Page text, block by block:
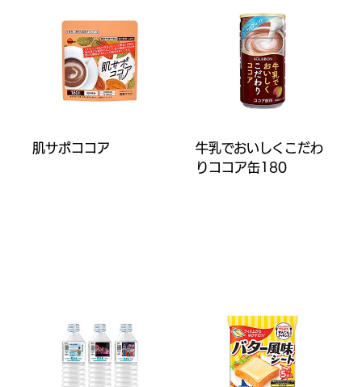
肌サポココア
牛乳でおいしくこだわ
りココア缶180